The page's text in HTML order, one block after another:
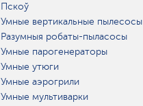
Пскоў
Умные вертикальные пылесосы
Разумныя робаты-пыласосы
Умные парогенераторы
Умные утюги
Умные аэрогрили
Умные мультиварки